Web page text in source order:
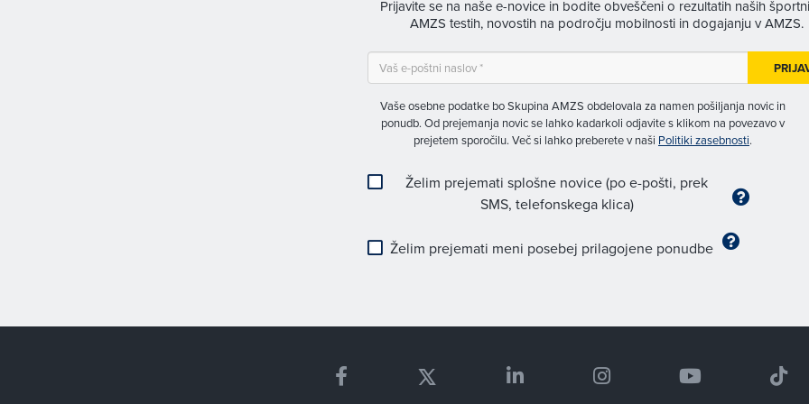
Prijavite se na naše e-novice in bodite obveščeni o rezultatih naših
AMZS testih, novostih na področju mobilnosti in dogajanju v AMZS.
Vaše osebne podatke bo Skupina AMZS obdelovala za namen pošiljanja novic in
ponudb. Od prejemanja novic se lahko kadarkoli odjavite s klikom na povezavo v
prejetem sporočilu. Več si lahko preberete v naši Politiki zasebnosti.
Želim prejemati splošne novice (po e-pošti, prek
SMS, telefonskega klica)
Želim prejemati meni posebej prilagojene ponudbe